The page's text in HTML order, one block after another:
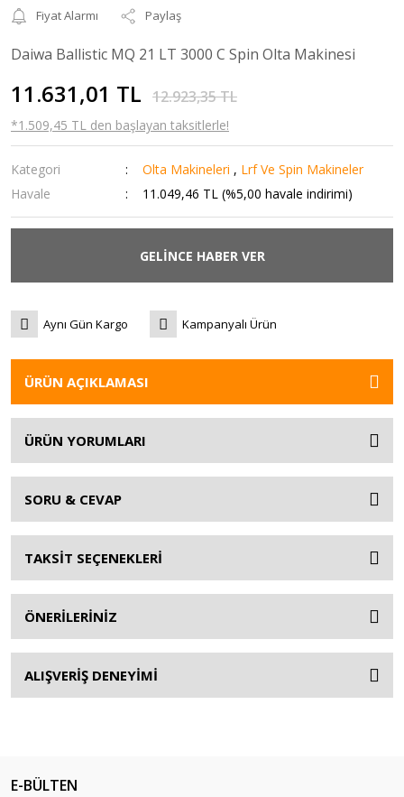
Fiyat Alarmı
Paylaş
Daiwa Ballistic MQ 21 LT 3000 C Spin Olta Makinesi
11.631,01 TL 12.923,35 TL
*1.509,45 TL den başlayan taksitlerle!
Kategori Olta Makineleri , Lrf Ve Spin Makineler
Havale
11.049,46 TL (%5,00 havale indirimi)
GELİNCE HABER VER
Aynı Gün Kargo Kampanyalı Ürün
ÜRÜN AÇIKLAMASI
ÜRÜN YORUMLARI
SORU & CEVAP
TAKSİT SEÇENEKLERİ
ÖNERİLERİNİZ
ALIŞVERİŞ DENEYİMİ
E-BÜLTEN